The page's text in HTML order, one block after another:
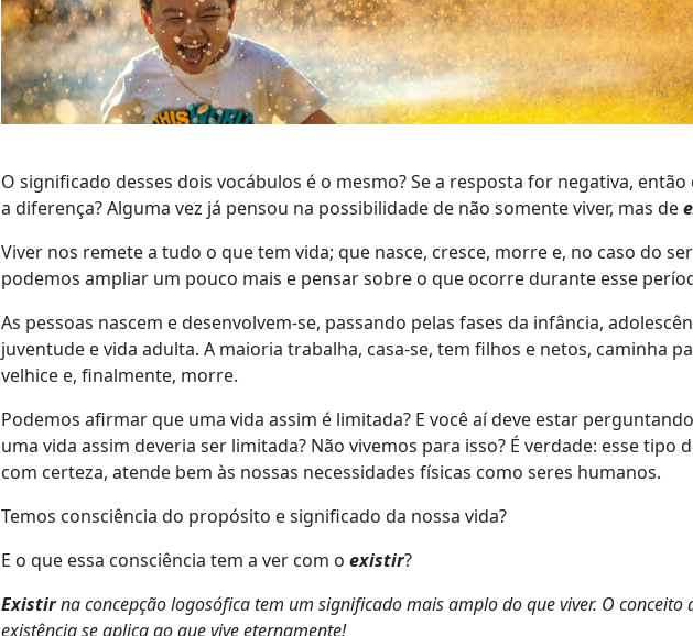
O significado desses dois vocábulos é o mesmo? Se a resposta for negativa, então
a diferença? Alguma vez já pensou na possibilidade de não somente viver, mas de
Viver nos remete a tudo o que tem vida; que nasce, cresce, morre e, no caso do
podemos ampliar um pouco mais e pensar sobre o que ocorre durante esse
As pessoas nascem e desenvolvem-se, passando pelas fases da infância,
juventude e vida adulta. A maioria trabalha, casa-se, tem filhos e netos, caminha
velhice e, finalmente, morre.
Podemos afirmar que uma vida assim é limitada? E você aí deve estar
uma vida assim deveria ser limitada? Não vivemos para isso? É verdade: esse tipo
com certeza, atende bem às nossas necessidades físicas como seres humanos.
Temos consciência do propósito e significado da nossa vida?
E o que essa consciência tem a ver com oexistir?
Existirna concepção logosófica tem um significado mais amplo do que viver. O conceito
existência se aplica ao que vive eternamente!